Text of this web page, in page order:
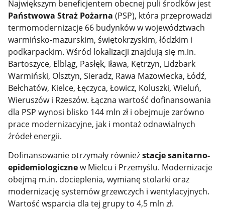
Największym beneficjentem obecnej puli środków jest
Państwowa Straż Pożarna(PSP), która przeprowadzi
termomodernizacje 66 budynków w województwach
warmińsko-mazurskim, świętokrzyskim, łódzkim i
podkarpackim. Wśród lokalizacji znajdują się m.in.
Bartoszyce, Elbląg, Pasłęk, Iława, Kętrzyn, Lidzbark
Warmiński, Olsztyn, Sieradz, Rawa Mazowiecka, Łódź,
Bełchatów, Kielce, Łęczyca, Łowicz, Koluszki, Wieluń,
Wieruszów i Rzeszów. Łączna wartość dofinansowania
dla PSP wynosi blisko 144 mln zł i obejmuje zarówno
prace modernizacyjne, jak i montaż odnawialnych
źródeł energii.
Dofinansowanie otrzymały równieżstacje sanitarno-
epidemiologicznew Mielcu i Przemyślu. Modernizacje
obejmą m.in. docieplenia, wymianę stolarki oraz
modernizację systemów grzewczych i wentylacyjnych.
Wartość wsparcia dla tej grupy to 4,5 mln zł.